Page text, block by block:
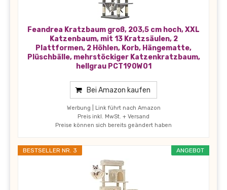
Feandrea Kratzbaum groß, 203,5 cm hoch, XXL
Katzenbaum, mit 13 Kratzsäulen, 2
Plattformen, 2 Höhlen, Korb, Hängematte,
Plüschbälle, mehrstöckiger Katzenkratzbaum,
hellgrau PCT190W01
Bei Amazon kaufen
Werbung | Link führt nach Amazon
Preis inkl. MwSt. + Versand
Preise können sich bereits geändert haben
ANGEBOT
BESTSELLER NR. 3